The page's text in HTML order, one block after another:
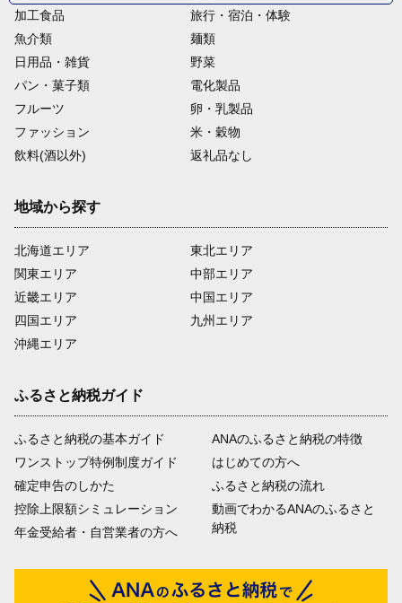
加工食品
旅行・宿泊・体験
魚介類
麺類
日用品・雑貨
野菜
パン・菓子類
電化製品
フルーツ
卵・乳製品
ファッション
米・穀物
飲料(酒以外)
返礼品なし
地域から探す
北海道エリア
関東エリア
近畿エリア
四国エリア
沖縄エリア
東北エリア
中部エリア
中国エリア
九州エリア
ふるさと納税ガイド
ふるさと納税の基本ガイド
ワンストップ特例制度ガイド
確定申告のしかた
控除上限額シミュレーション
年金受給者・自営業者の方へ
ANAのふるさと納税の特徴
はじめての方へ
ふるさと納税の流れ
動画でわかるANAのふるさと
納税